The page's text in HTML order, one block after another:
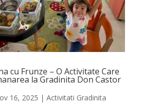
cu Frunze – O Activitate Care
la Gradinita Don Castor
16, 2025 | Activitati Gradinita